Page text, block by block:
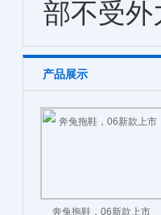
部不受外
产品展示
奔兔拖鞋，06新款上市